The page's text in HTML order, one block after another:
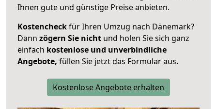
Ihnen gute und günstige Preise anbieten.
Kostencheckfür Ihren Umzug nach Dänemark?
Dann zögern Sie nicht und holen Sie sich ganz
einfach kostenlose und unverbindliche
Angebote, füllen Sie jetzt das Formular aus.
Kostenlose Angebote erhalten